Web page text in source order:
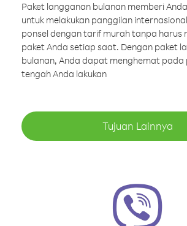
Paket langganan bulanan memberi
untuk melakukan panggilan
ponsel dengan tarif murah tanpa harus
paket Anda setiap saat. Dengan paket
bulanan, Anda dapat menghemat pada
tengah Anda lakukan
Tujuan Lainnya